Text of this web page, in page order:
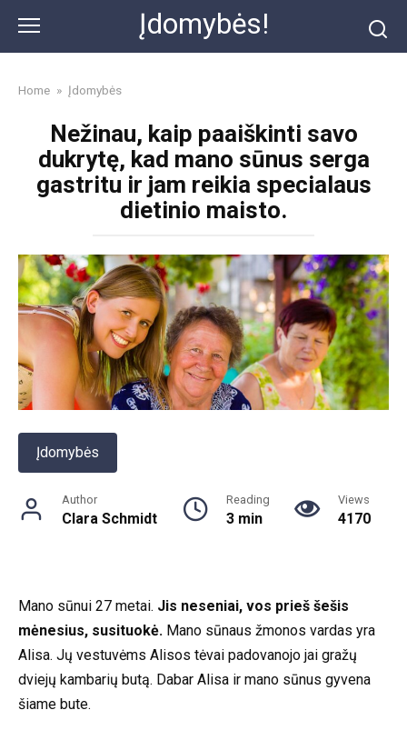
content
Įdomybės!
Home » Įdomybės
Nežinau, kaip paaiškinti savo
dukrytę, kad mano sūnus serga
gastritu ir jam reikia specialaus
dietinio maisto.
Įdomybės
Author
Clara Schmidt
Reading
3 min
Views
4170
Mano sūnui 27 metai. Jis neseniai, vos prieš šešis
mėnesius, susituokė. Mano sūnaus žmonos vardas yra
Alisa. Jų vestuvėms Alisos tėvai padovanojo jai gražų
dviejų kambarių butą. Dabar Alisa ir mano sūnus gyvena
šiame bute.